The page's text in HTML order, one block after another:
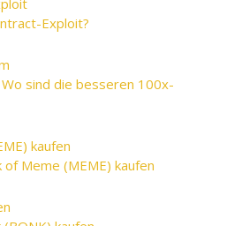
Exploit?
sind die besseren 100x-
Meme (MEME) kaufen